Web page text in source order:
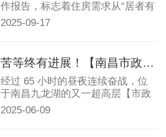
作报告，标志着住房需求从“居者有
其屋”向“居者优...
2025-09-17
苦等终有进展！【南昌市政公用大厦】突破僵局
经过 65 小时的昼夜连续奋战，位
于南昌九龙湖的又一超高层【市政
公用大厦】项目成功完...
2025-06-09
赣州
九江